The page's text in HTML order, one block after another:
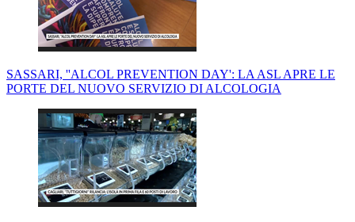
SASSARI, ''ALCOL PREVENTION DAY': LA ASL APRE LE
PORTE DEL NUOVO SERVIZIO DI ALCOLOGIA